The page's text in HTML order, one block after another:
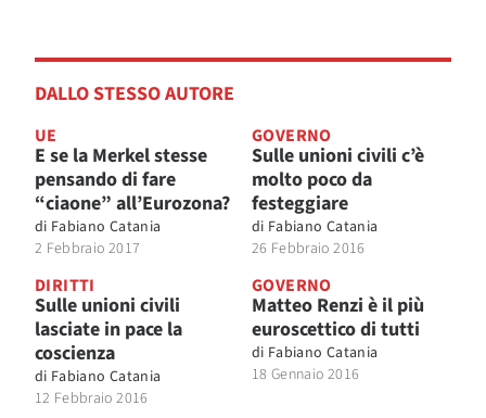
DALLO STESSO AUTORE
UE
E se la Merkel stesse
pensando di fare
“ciaone” all’Eurozona?
di Fabiano Catania
2 Febbraio 2017
GOVERNO
Sulle unioni civili c’è
molto poco da
festeggiare
di Fabiano Catania
26 Febbraio 2016
DIRITTI
Sulle unioni civili
lasciate in pace la
coscienza
di Fabiano Catania
12 Febbraio 2016
GOVERNO
Matteo Renzi è il più
euroscettico di tutti
di Fabiano Catania
18 Gennaio 2016